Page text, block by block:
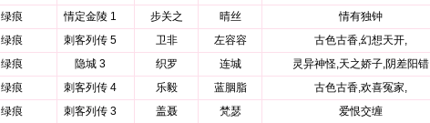
绿痕 情定金陵 1 步关之 晴丝
情有独钟
绿痕 刺客列传 5 卫非 左容容
古色古香,幻想天开,
绿痕 隐城 3 织罗 连城
灵异神怪,天之娇子,阴差阳错
绿痕 刺客列传 4 乐毅 蓝胭脂
古色古香,欢喜冤家,
绿痕 刺客列传 3 盖聂 梵瑟
爱恨交缠